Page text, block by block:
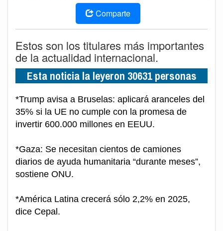
Comparte
Estos son los titulares más importantes
de la actualidad internacional.
Esta noticia la leyeron 30631 personas
*Trump avisa a Bruselas: aplicará aranceles del
35% si la UE no cumple con la promesa de
invertir 600.000 millones en EEUU.
*Gaza: Se necesitan cientos de camiones
diarios de ayuda humanitaria “durante meses”,
sostiene ONU.
*América Latina crecerá sólo 2,2% en 2025,
dice Cepal.